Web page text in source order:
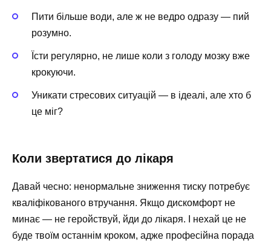
Пити більше води, але ж не ведро одразу — пий
розумно.
Їсти регулярно, не лише коли з голоду мозку вже
крокуючи.
Уникати стресових ситуацій — в ідеалі, але хто б
це міг?
Коли звертатися до лікаря
Давай чесно: ненормальне зниження тиску потребує
кваліфікованого втручання. Якщо дискомфорт не
минає — не геройствуй, йди до лікаря. І нехай це не
буде твоїм останнім кроком, адже професійна порада